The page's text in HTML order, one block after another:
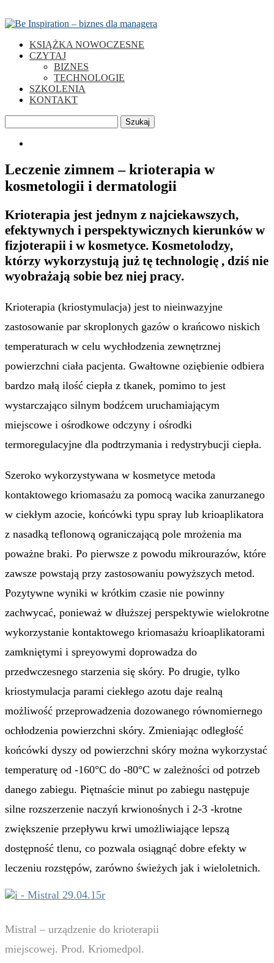
KSIĄŻKA NOWOCZESNE
CZYTAJ
BIZNES
TECHNOLOGIE
SZKOLENIA
KONTAKT
Szukaj
Leczenie zimnem – krioterapia w
kosmetologii i dermatologii
Krioterapia jest jednym z najciekawszych,
efektywnych i perspektywicznych kierunków w
fizjoterapii i w kosmetyce. Kosmetolodzy,
którzy wykorzystują już tę technologię , dziś nie
wyobrażają sobie bez niej pracy.
Krioterapia (kriostymulacja) jest to nieinwazyjne
zastosowanie par skroplonych gazów o krańcowo niskich
temperaturach w celu wychłodzenia zewnętrznej
powierzchni ciała pacjenta. Gwałtowne oziębienie odbiera
bardzo małą ilość ciepła z tkanek, pomimo to jest
wystarczająco silnym bodźcem uruchamiającym
miejscowe i ośrodkowe odczyny i ośrodki
termoregulacyjne dla podtrzymania i redystrybucji ciepła.
Szeroko wykorzystywana w kosmetyce metoda
kontaktowego kriomasażu za pomocą wacika zanurzanego
w ciekłym azocie, końcówki typu spray lub krioaplikatora
z nasadką teflonową ograniczającą pole mrożenia ma
poważne braki. Po pierwsze z powodu mikrourazów, które
zawsze powstają przy zastosowaniu powyższych metod.
Pozytywne wyniki w krótkim czasie nie powinny
zachwycać, ponieważ w dłuższej perspektywie wielokrotne
wykorzystanie kontaktowego kriomasażu krioaplikatorami
zamkniętymi i spreyowymi doprowadza do
przedwczesnego starzenia się skóry. Po drugie, tylko
kriostymulacja parami ciekłego azotu daje realną
możliwość przeprowadzenia dozowanego równomiernego
ochłodzenia powierzchni skóry. Zmieniając odległość
końcówki dyszy od powierzchni skóry można wykorzystać
temperaturę od -160°C do -80°C w zależności od potrzeb
danego zabiegu. Piętnaście minut po zabiegu następuje
silne rozszerzenie naczyń krwionośnych i 2-3 -krotne
zwiększenie przepływu krwi umożliwiające lepszą
dostępność tlenu, co pozwala osiągnąć dobre efekty w
leczeniu rozstępów, zarówno świeżych jak i wieloletnich.
Mistral – urządzenie do krioterapii
miejscowej. Prod. Kriomedpol.